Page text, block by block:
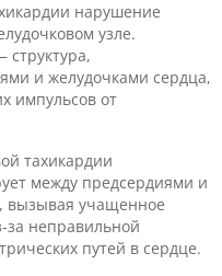
нарушение
узле.
и желудочками сердца,
импульсов от
тахикардии
между предсердиями и
вызывая учащенное
за неправильной
путей в сердце.